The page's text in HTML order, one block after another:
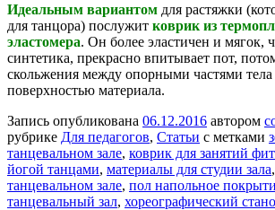
Идеальным вариантом для растяжки
для танцора) послужит коврик из
эластомера. Он более эластичен и мягок,
синтетика, прекрасно впитывает пот,
скольжения между опорными частями
поверхностью материала.
Запись опубликована 06.12.2016 автором
рубрике Для педагогов, Статьи с метками
танцевальном зале, коврик для занятий
йогой танцами, материалы для студии зала,
танцевальном зале, пол напольное
танцевальный зал, хореографический